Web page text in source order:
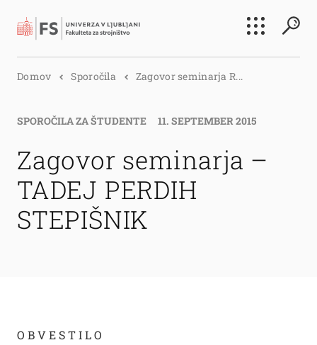
Išči
Domov Sporočila Zagovor seminarja R...
SPOROČILA ZA ŠTUDENTE 11. SEPTEMBER 2015
Zagovor seminarja –
TADEJ PERDIH
STEPIŠNIK
O B V E S T I L O